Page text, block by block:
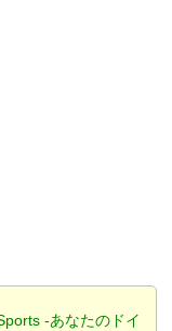
-あなたのドイ